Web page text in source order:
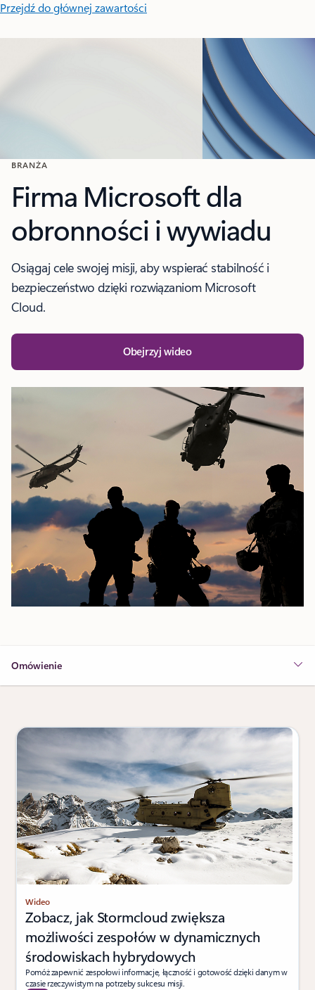
Przejdź do głównej zawartości
BRANŻA
Firma Microsoft dla
obronności i wywiadu
Osiągaj cele swojej misji, aby wspierać stabilność i
bezpieczeństwo dzięki rozwiązaniom Microsoft
Cloud.
Obejrzyj wideo
Omówienie
Wideo
Zobacz, jak Stormcloud zwiększa
możliwości zespołów w dynamicznych
środowiskach hybrydowych
Pomóż zapewnić zespołowi informacje, łączność i gotowość dzięki danym w
czasie rzeczywistym na potrzeby sukcesu misji.